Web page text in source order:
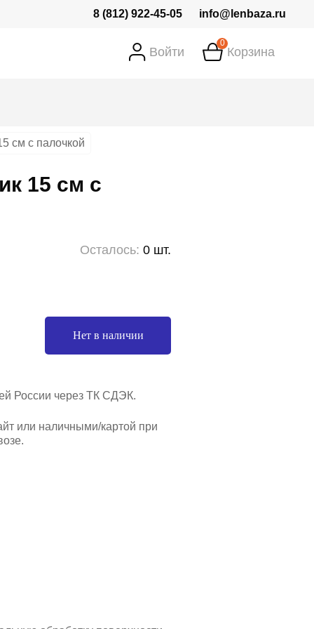
8 (812) 922-45-05 info@lenbaza.ru
Войти Корзина
0
см с палочкой
15 см с
Осталось: 0 шт.
Нет в наличии
России через ТК СДЭК.
или наличными/картой при